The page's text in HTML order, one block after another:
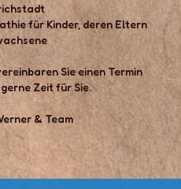
für Kinder, deren Eltern
Sie einen Termin
Zeit für Sie.
& Team